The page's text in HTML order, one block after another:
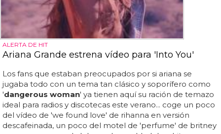
ALERTA DE HIT
Ariana Grande estrena vídeo para 'Into You'
Los fans que estaban preocupados por si ariana se
jugaba todo con un tema tan clásico y soporífero como
'dangerous woman' ya tienen aquí su ración de temazo
ideal para radios y discotecas este verano... coge un poco
del vídeo de 'we found love' de rihanna en versión
descafeinada, un poco del motel de 'perfume' de britney